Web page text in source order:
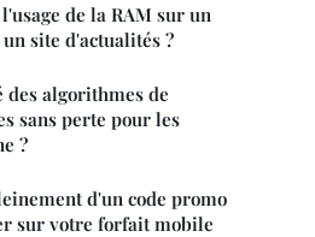
de la RAM sur un
site d'actualités ?
algorithmes de
sans perte pour les
?
d'un code promo
sur votre forfait mobile